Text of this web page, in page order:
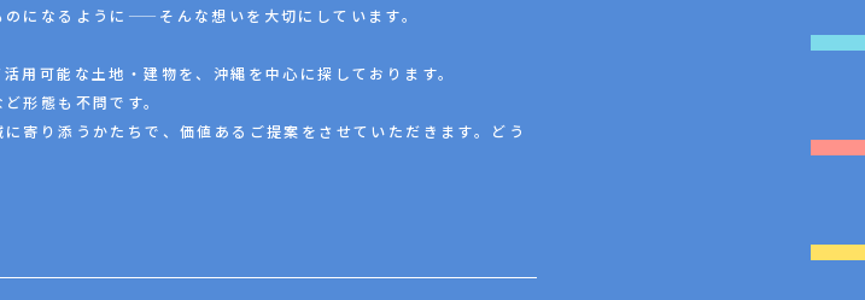
になるように——そんな想いを大切にしています。
用可能な土地・建物を、沖縄を中心に探しております。
形態も不問です。
寄り添うかたちで、価値あるご提案をさせていただきます。どう